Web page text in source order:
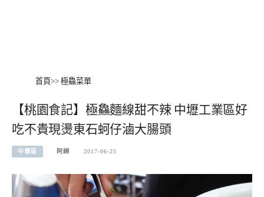
首頁>> 極鱻菜單
【桃園食記】極鱻麵線甜不辣 中壢工業區好
吃不貴現燙東石蚵仔滷大腸頭
中壢區 阿綿 2017-06-25